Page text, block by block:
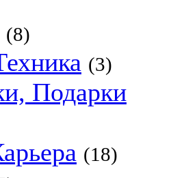
(8)
(3)
Подарки
(18)